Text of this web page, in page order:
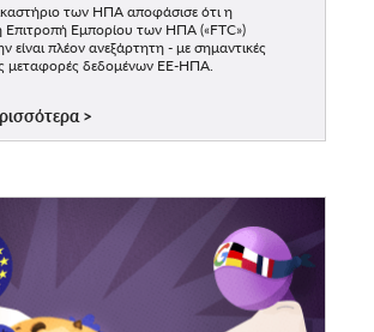
των ΗΠΑ αποφάσισε ότι η
Εμπορίου των ΗΠΑ («FTC»)
είναι πλέον ανεξάρτητη - με σημαντικές
μεταφορές δεδομένων ΕΕ-ΗΠΑ.